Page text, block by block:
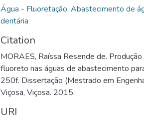
Água - Fluoretação, Abastecimento de
dentária
Citation
MORAES, Raíssa Resende de.
fluoreto nas águas de abastecimento
250f. Dissertação (Mestrado em
Viçosa, Viçosa. 2015.
URI